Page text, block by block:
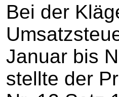
Bei der
Januar bis
stellte der